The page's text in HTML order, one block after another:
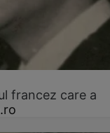
francez care a